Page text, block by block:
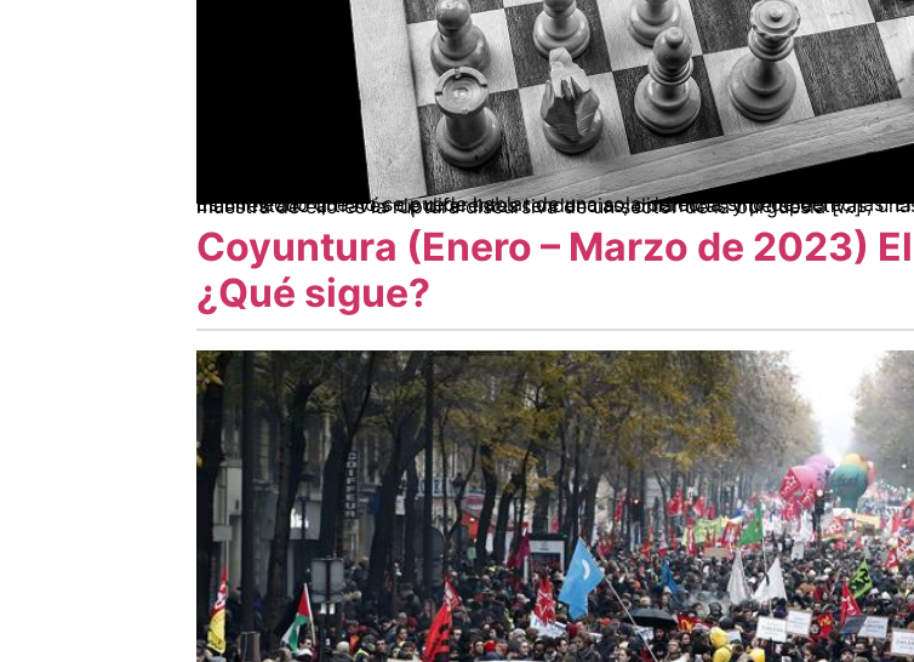
Es un hecho que no se puede hablar de una sola derecha sino de derechas. El establecimiento a lo largo de su historia se ha manifestado a través de diferentes tendencias, dinámicas y perspectivas, unas más extremas y otras más “conciliadoras”. Una muestra de ello es la ruptura discursiva de un sector de la burguesía […]
Coyuntura (Enero – Marzo de 2023)
¿Qué sigue?